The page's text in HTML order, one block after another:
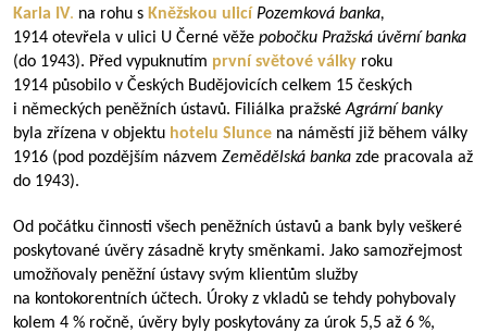
Karla IV. na rohu s Kněžskou ulicí Pozemková banka,
1914 otevřela v ulici U Černé věže pobočku Pražská úvěrní banka
(do 1943). Před vypuknutím první světové války roku
1914 působilo v Českých Budějovicích celkem 15 českých
i německých peněžních ústavů. Filiálka pražskéAgrární banky
byla zřízena v objektu hotelu Slunce na náměstí již během války
1916 (pod pozdějším názvem Zemědělská banka zde pracovala až
do 1943).
Od počátku činnosti všech peněžních ústavů a bank byly veškeré
poskytované úvěry zásadně kryty směnkami. Jako samozřejmost
umožňovaly peněžní ústavy svým klientům služby
na kontokorentních účtech. Úroky z vkladů se tehdy pohybovaly
kolem 4 % ročně, úvěry byly poskytovány za úrok 5,5 až 6 %,